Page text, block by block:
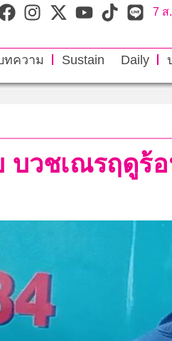
7 ส
ทความ Sustain Daily
บวชเณรฤดูร้